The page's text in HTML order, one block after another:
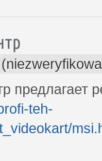
предлагает
teh-